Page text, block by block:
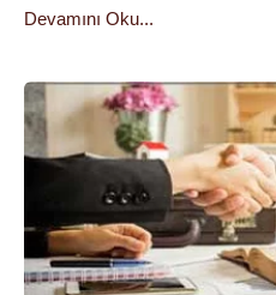
Devamını Oku...